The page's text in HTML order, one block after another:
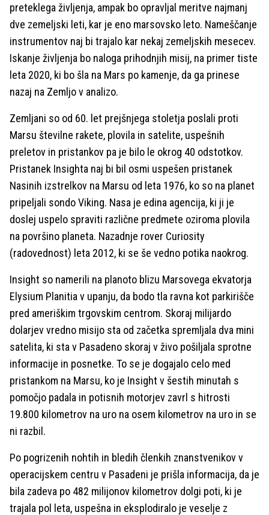
preteklega življenja, ampak bo opravljal meritve najmanj
dve zemeljski leti, kar je eno marsovsko leto. Nameščanje
instrumentov naj bi trajalo kar nekaj zemeljskih mesecev.
Iskanje življenja bo naloga prihodnjih misij, na primer tiste
leta 2020, ki bo šla na Mars po kamenje, da ga prinese
nazaj na Zemljo v analizo.
Zemljani so od 60. let prejšnjega stoletja poslali proti
Marsu številne rakete, plovila in satelite, uspešnih
preletov in pristankov pa je bilo le okrog 40 odstotkov.
Pristanek Insighta naj bi bil osmi uspešen pristanek
Nasinih izstrelkov na Marsu od leta 1976, ko so na planet
pripeljali sondo Viking. Nasa je edina agencija, ki ji je
doslej uspelo spraviti različne predmete oziroma plovila
na površino planeta. Nazadnje rover Curiosity
(radovednost) leta 2012, ki se še vedno potika naokrog.
Insight so namerili na planoto blizu Marsovega ekvatorja
Elysium Planitia v upanju, da bodo tla ravna kot parkirišče
pred ameriškim trgovskim centrom. Skoraj milijardo
dolarjev vredno misijo sta od začetka spremljala dva mini
satelita, ki sta v Pasadeno skoraj v živo pošiljala sprotne
informacije in posnetke. To se je dogajalo celo med
pristankom na Marsu, ko je Insight v šestih minutah s
pomočjo padala in potisnih motorjev zavrl s hitrosti
19.800 kilometrov na uro na osem kilometrov na uro in se
ni razbil.
Po pogrizenih nohtih in bledih členkih znanstvenikov v
operacijskem centru v Pasadeni je prišla informacija, da je
bila zadeva po 482 milijonov kilometrov dolgi poti, ki je
trajala pol leta, uspešna in eksplodiralo je veselje z